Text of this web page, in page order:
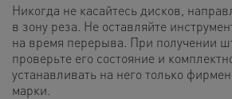
Никогда не касайтесь дисков,
в зону реза. Не оставляйте
на время перерыва. При получении
проверьте его состояние и
устанавливать на него только
марки.